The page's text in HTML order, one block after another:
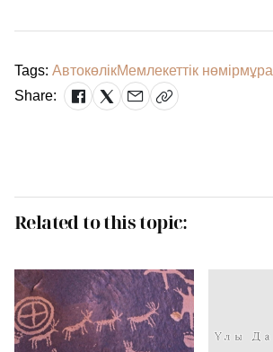
Tags: АвтокөлікМемлекеттік нөмірмұра
Share:
Related to this topic: